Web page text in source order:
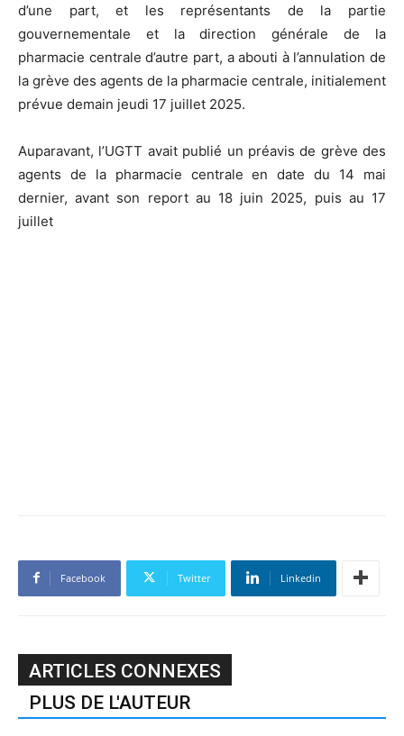
d’une part, et les représentants de la partie
gouvernementale et la direction générale de la
pharmacie centrale d’autre part, a abouti à l’annulation de
la grève des agents de la pharmacie centrale, initialement
prévue demain jeudi 17 juillet 2025.
Auparavant, l’UGTT avait publié un préavis de grève des
agents de la pharmacie centrale en date du 14 mai
dernier, avant son report au 18 juin 2025, puis au 17
juillet
Facebook Twitter Linkedin
ARTICLES CONNEXES
PLUS DE L'AUTEUR